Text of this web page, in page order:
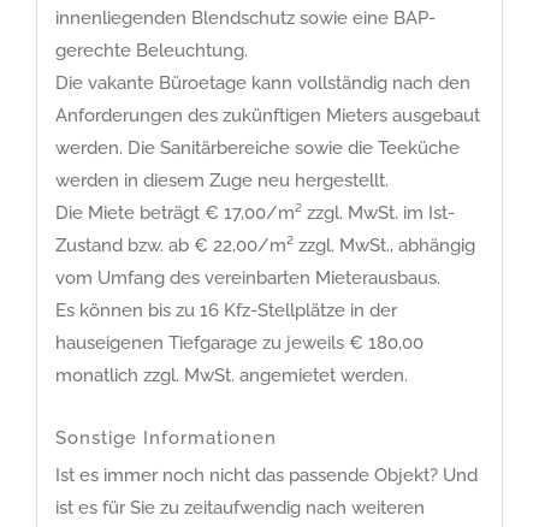
innenliegenden Blendschutz sowie eine BAP-
gerechte Beleuchtung.
Die vakante Büroetage kann vollständig nach den
Anforderungen des zukünftigen Mieters ausgebaut
werden. Die Sanitärbereiche sowie die Teeküche
werden in diesem Zuge neu hergestellt.
Die Miete beträgt € 17,00/m² zzgl. MwSt. im Ist-
Zustand bzw. ab € 22,00/m² zzgl. MwSt., abhängig
vom Umfang des vereinbarten Mieterausbaus.
Es können bis zu 16 Kfz-Stellplätze in der
hauseigenen Tiefgarage zu jeweils € 180,00
monatlich zzgl. MwSt. angemietet werden.
Sonstige Informationen
Ist es immer noch nicht das passende Objekt? Und
ist es für Sie zu zeitaufwendig nach weiteren